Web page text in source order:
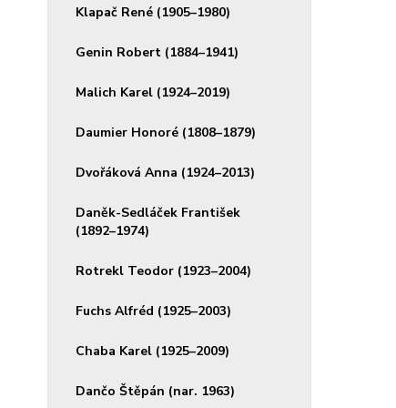
Klapač René (1905–1980)
Genin Robert (1884–1941)
Malich Karel (1924–2019)
Daumier Honoré (1808–1879)
Dvořáková Anna (1924–2013)
Daněk-Sedláček František
(1892–1974)
Rotrekl Teodor (1923–2004)
Fuchs Alfréd (1925–2003)
Chaba Karel (1925–2009)
Dančo Štěpán (nar. 1963)